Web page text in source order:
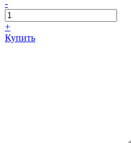
-
+
Купить